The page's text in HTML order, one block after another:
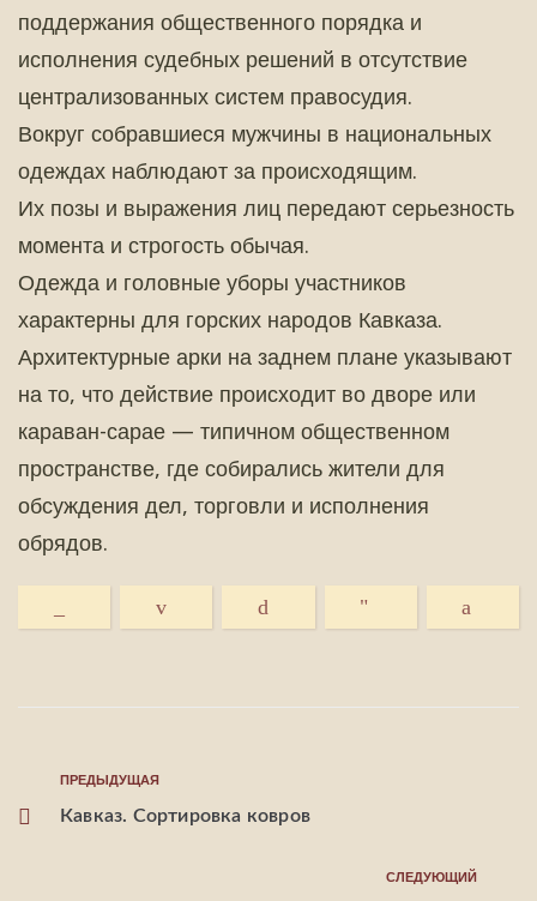
поддержания общественного порядка и
исполнения судебных решений в отсутствие
централизованных систем правосудия.
Вокруг собравшиеся мужчины в национальных
одеждах наблюдают за происходящим.
Их позы и выражения лиц передают серьезность
момента и строгость обычая.
Одежда и головные уборы участников
характерны для горских народов Кавказа.
Архитектурные арки на заднем плане указывают
на то, что действие происходит во дворе или
караван-сарае — типичном общественном
пространстве, где собирались жители для
обсуждения дел, торговли и исполнения
обрядов.
ПРЕДЫДУЩАЯ
Кавказ. Сортировка ковров
СЛЕДУЮЩИЙ